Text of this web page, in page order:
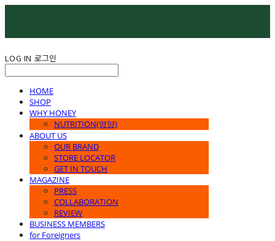
LOG IN 로그인
HOME
SHOP
WHY HONEY
NUTRITION(영양)
ABOUT US
OUR BRAND
STORE LOCATOR
GET IN TOUCH
MAGAZINE
PRESS
COLLABORATION
REVIEW
BUSINESS MEMBERS
for Foreigners